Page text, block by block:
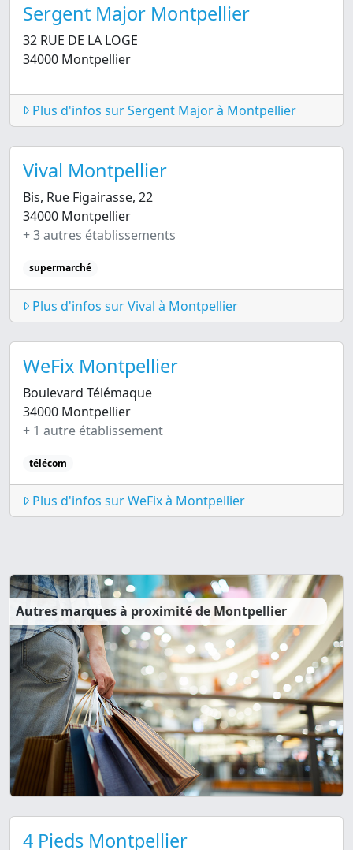
Sergent Major Montpellier
32 RUE DE LA LOGE
34000 Montpellier
Plus d'infos sur Sergent Major à Montpellier
Vival Montpellier
Bis, Rue Figairasse, 22
34000 Montpellier
+ 3 autres établissements
supermarché
Plus d'infos sur Vival à Montpellier
WeFix Montpellier
Boulevard Télémaque
34000 Montpellier
+ 1 autre établissement
télécom
Plus d'infos sur WeFix à Montpellier
Autres marques à proximité de Montpellier
4 Pieds Montpellier